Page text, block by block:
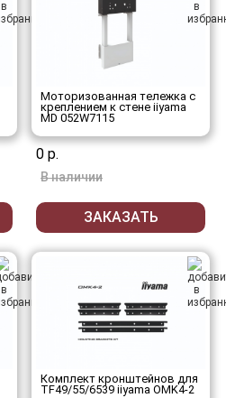
Моторизованная тележка с
креплением к стене iiyama
MD 052W7115
0 р.
В наличии
ЗАКАЗАТЬ
Комплект кронштейнов для
TF49/55/6539 iiyama OMK4-2